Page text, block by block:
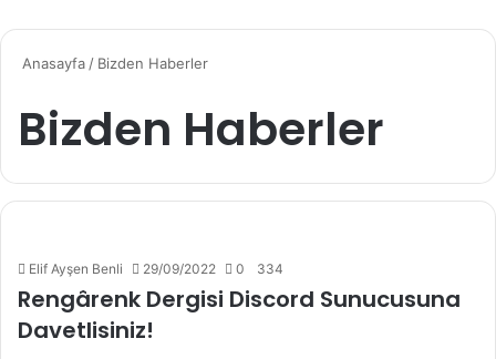
Anasayfa/ Bizden Haberler
Bizden Haberler
Elif Ayşen Benli 29/09/2022 0 334
Rengârenk Dergisi Discord Sunucusuna
Davetlisiniz!